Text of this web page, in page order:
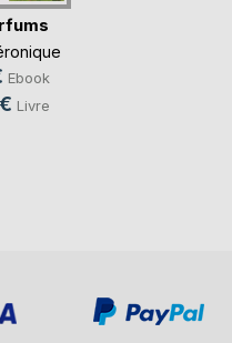
Ebook
Livre